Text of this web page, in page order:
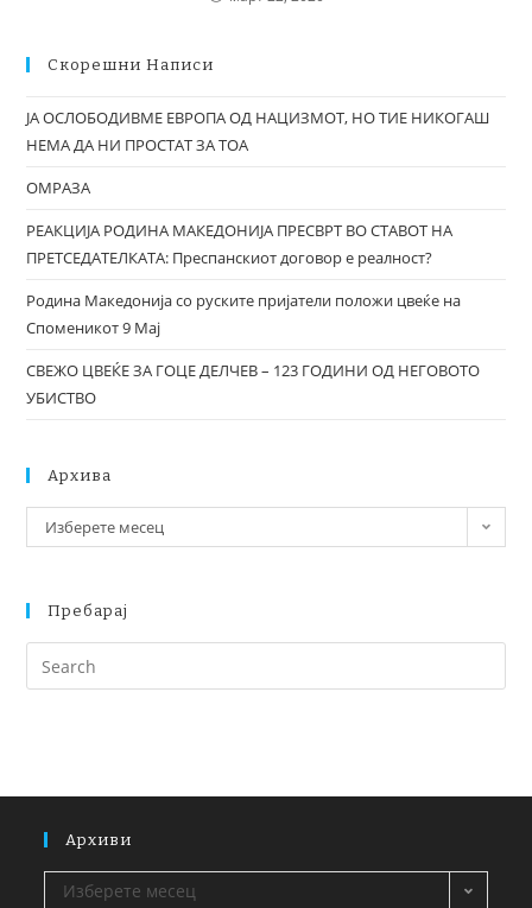
Скорешни Написи
ЈА ОСЛОБОДИВМЕ ЕВРОПА ОД НАЦИЗМОТ, НО ТИЕ НИКОГАШ
НЕМА ДА НИ ПРОСТАТ ЗА ТОА
ОМРАЗА
РЕАКЦИЈА РОДИНА МАКЕДОНИЈА ПРЕСВРТ ВО СТАВОТ НА
ПРЕТСЕДАТЕЛКАТА: Преспанскиот договор е реалност?
Родина Македонија со руските пријатели положи цвеќе на
Споменикот 9 Мај
СВЕЖО ЦВЕЌЕ ЗА ГОЦЕ ДЕЛЧЕВ – 123 ГОДИНИ ОД НЕГОВОТО
УБИСТВО
Архива
Изберете месец
Пребарај
Архиви
Изберете месец